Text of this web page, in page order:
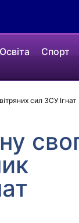
Освіта Спорт
сил ЗСУ Ігнат